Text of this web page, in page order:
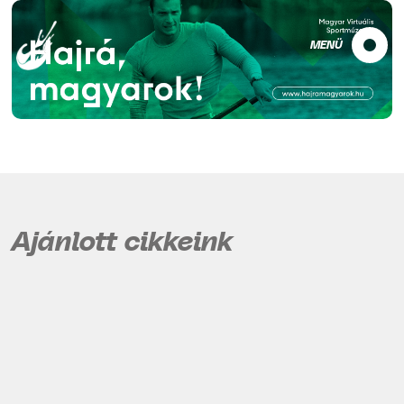
MENÜ
Ajánlott cikkeink